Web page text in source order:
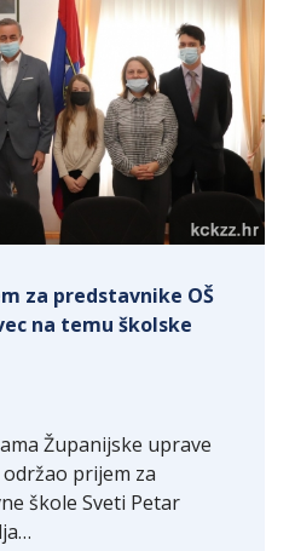
za predstavnike OŠ
na temu školske
Županijske uprave
prijem za
škole Sveti Petar